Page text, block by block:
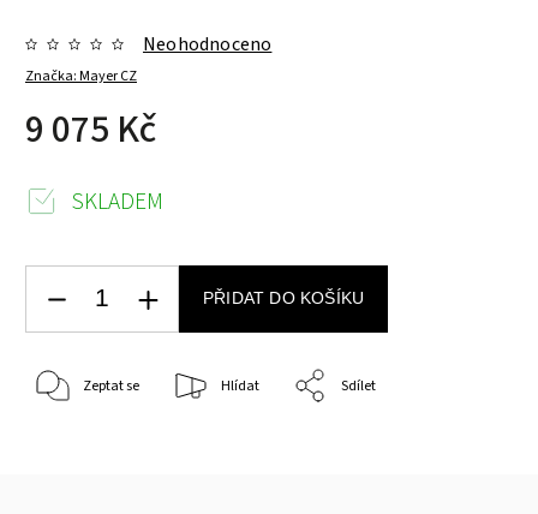
Značka:Mayer CZ
Neohodnoceno
9 075 Kč
SKLADEM
PŘIDAT DO KOŠÍKU
Zeptat se Hlídat Sdílet